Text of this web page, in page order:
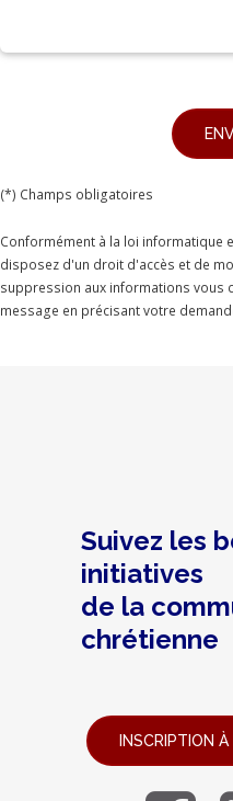
(*) Champs obligatoires
Conformément à la loi informatique
disposez d'un droit d'accès et de
suppression aux informations vous
message en précisant votre
Suivez les
initiatives
de la
chrétienne
INSCRIPTION